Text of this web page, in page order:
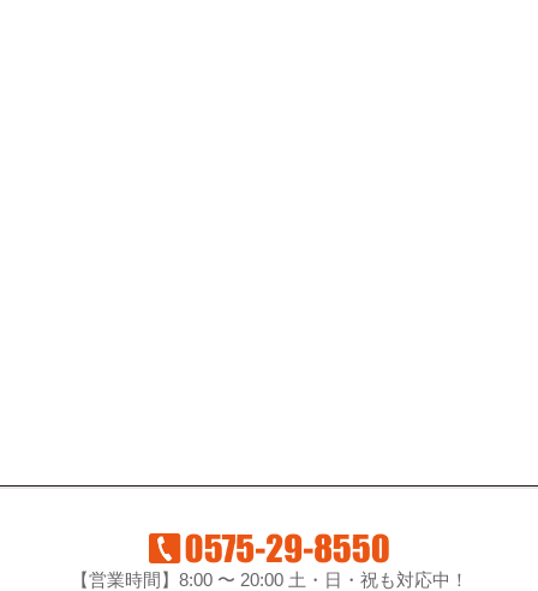
【営業時間】8:00 〜 20:00 土・日・祝も対応中！